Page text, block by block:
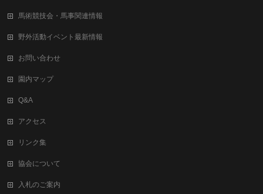
馬術競技会・馬事関連情報
野外活動イベント最新情報
お問い合わせ
園内マップ
Q&A
アクセス
リンク集
協会について
入札のご案内